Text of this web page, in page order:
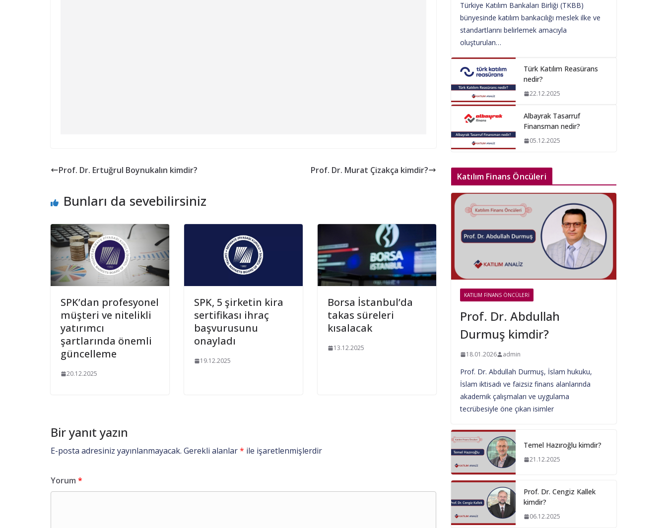
Prof. Dr. Ertuğrul Boynukalın kimdir? Prof. Dr. Murat Çizakça kimdir?
Bunları da sevebilirsiniz
SPK’dan profesyonel
müşteri ve nitelikli
yatırımcı
şartlarında önemli
güncelleme
20.12.2025
SPK, 5 şirketin kira
sertifikası ihraç
başvurusunu
onayladı
19.12.2025
Borsa İstanbul’da
takas süreleri
kısalacak
13.12.2025
Bir yanıt yazın
E-posta adresiniz yayınlanmayacak. Gerekli alanlar* ile işaretlenmişlerdir
Yorum *
Türkiye Katılım Bankaları Birliği (TKBB)
bünyesinde katılım bankacılığı meslek ilke ve
standartlarını belirlemek amacıyla
oluşturulan…
Türk Katılım Reasürans
nedir?
22.12.2025
Albayrak Tasarruf
Finansman nedir?
05.12.2025
Katılım Finans Öncüleri
KATILIM FINANS ÖNCÜLERI
Prof. Dr. Abdullah
Durmuş kimdir?
18.01.2026 admin
Prof. Dr. Abdullah Durmuş, İslam hukuku,
İslam iktisadı ve faizsiz finans alanlarında
akademik çalışmaları ve uygulama
tecrübesiyle öne çıkan isimler
Temel Hazıroğlu kimdir?
21.12.2025
Prof. Dr. Cengiz Kallek
kimdir?
06.12.2025